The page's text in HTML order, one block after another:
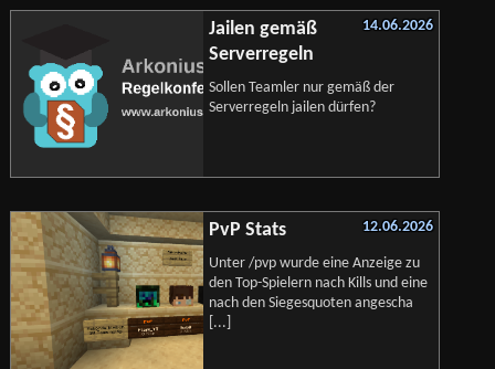
Jailen gemäß
Serverregeln
14.06.2026
Sollen Teamler nur gemäß der
Serverregeln jailen dürfen?
PvP Stats 12.06.2026
Unter /pvp wurde eine Anzeige zu
den Top-Spielern nach Kills und eine
nach den Siegesquoten angescha
[...]